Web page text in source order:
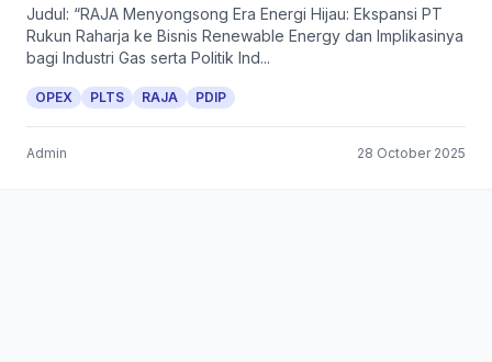
Judul: “RAJA Menyongsong Era Energi Hijau: Ekspansi PT
Rukun Raharja ke Bisnis Renewable Energy dan Implikasinya
bagi Industri Gas serta Politik Ind...
OPEX PLTS RAJA PDIP
Admin 28 October 2025